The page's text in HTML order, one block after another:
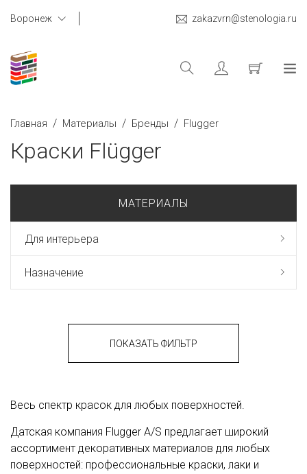
Воронеж zakazvrn@stenologia.ru
Главная / Материалы / Бренды / Flugger
Краски Flügger
МАТЕРИАЛЫ
Для интерьера
Назначение
ПОКАЗАТЬ ФИЛЬТР
Весь спектр красок для любых поверхностей.
Датская компания Flugger A/S предлагает широкий
ассортимент декоративных материалов для любых
поверхностей: профессиональные краски, лаки и